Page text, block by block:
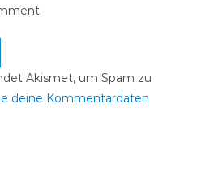
Akismet, um Spam zu
deine Kommentardaten